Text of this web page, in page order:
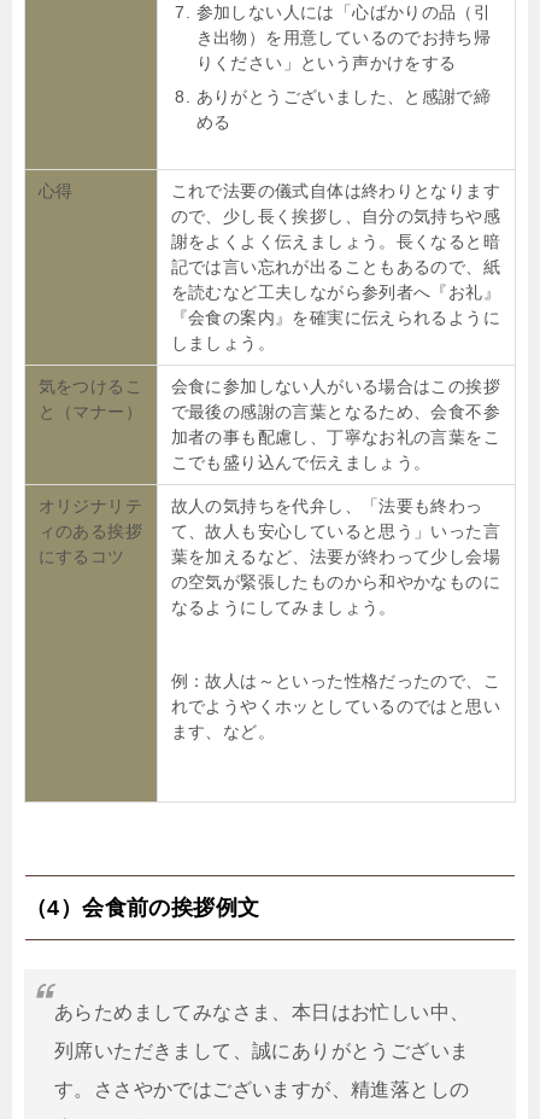
参加しない人には「心ばかりの品（引
き出物）を用意しているのでお持ち帰
りください」という声かけをする
ありがとうございました、と感謝で締
める
心得
これで法要の儀式自体は終わりとなります
ので、少し長く挨拶し、自分の気持ちや感
謝をよくよく伝えましょう。長くなると暗
記では言い忘れが出ることもあるので、紙
を読むなど工夫しながら参列者へ『お礼』
『会食の案内』を確実に伝えられるように
しましょう。
気をつけるこ
と（マナー）
会食に参加しない人がいる場合はこの挨拶
で最後の感謝の言葉となるため、会食不参
加者の事も配慮し、丁寧なお礼の言葉をこ
こでも盛り込んで伝えましょう。
オリジナリテ
ィのある挨拶
にするコツ
故人の気持ちを代弁し、「法要も終わっ
て、故人も安心していると思う」いった言
葉を加えるなど、法要が終わって少し会場
の空気が緊張したものから和やかなものに
なるようにしてみましょう。
例：故人は～といった性格だったので、こ
れでようやくホッとしているのではと思い
ます、など。
（4）会食前の挨拶例文
あらためましてみなさま、本日はお忙しい中、
列席いただきまして、誠にありがとうございま
す。ささやかではございますが、精進落としの